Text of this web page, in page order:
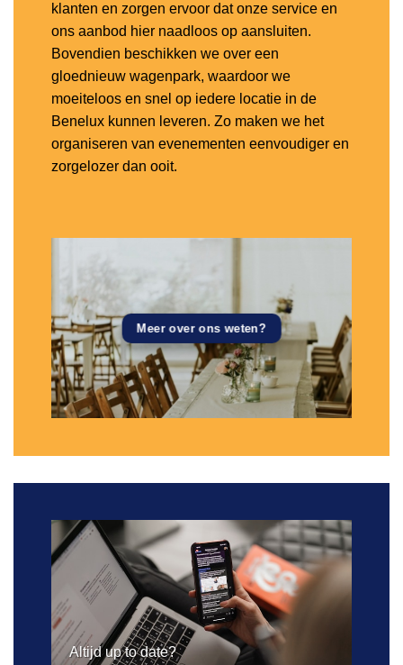
klanten en zorgen ervoor dat onze service en
ons aanbod hier naadloos op aansluiten.
Bovendien beschikken we over een
gloednieuw wagenpark, waardoor we
moeiteloos en snel op iedere locatie in de
Benelux kunnen leveren. Zo maken we het
organiseren van evenementen eenvoudiger en
zorgelozer dan ooit.
Meer over ons weten?
Altijd up to date?